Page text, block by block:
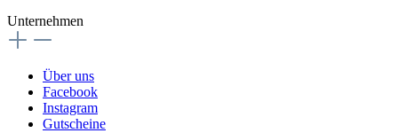
Unternehmen
Über uns
Facebook
Instagram
Gutscheine